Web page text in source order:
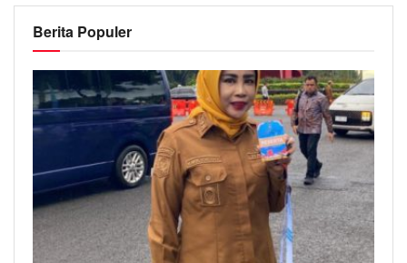
Berita Populer